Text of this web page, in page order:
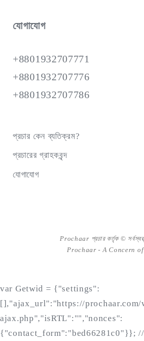
যোগাযোগ
+8801932707771
+8801932707776
+8801932707786
প্রচার কেন ব্যতিক্রম?
প্রচারের গ্রাহকবৃন্দ
যোগাযোগ
Prochaar প্রচার কর্তৃক ©
Prochaar - A Concern of
var Getwid = {"settings":
[],"ajax_url":"https://prochaar.com/
ajax.php","isRTL":"","nonces":
{"contact_form":"bed66281c0"}};